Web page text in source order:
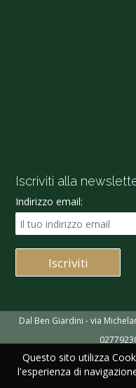
Iscriviti alla
Indirizzo email:
Dal Ben Giardini - via
Questo sito utilizza
l'esperienza di